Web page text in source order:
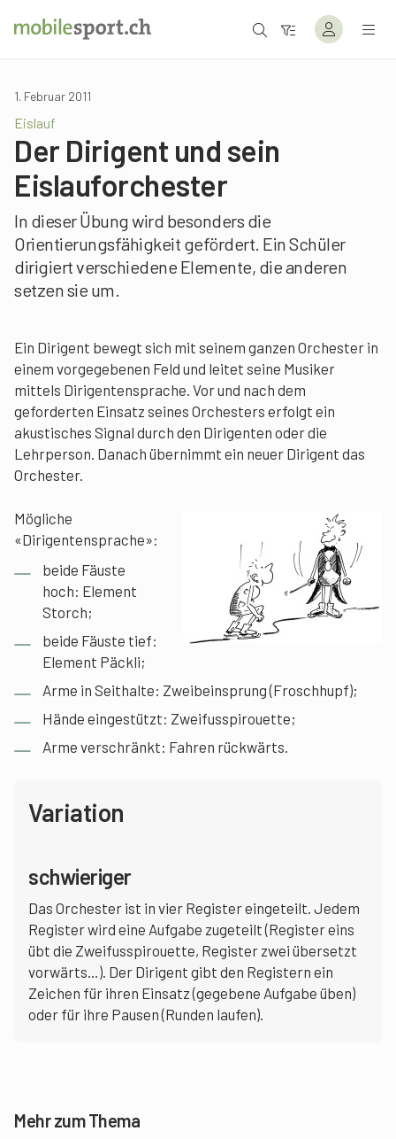
1. Februar 2011
Eislauf
Der Dirigent und sein
Eislauforchester
In dieser Übung wird besonders die
Orientierungsfähigkeit gefördert. Ein Schüler
dirigiert verschiedene Elemente, die anderen
setzen sie um.
Ein Dirigent bewegt sich mit seinem ganzen Orchester in
einem vorgegebenen Feld und leitet seine Musiker
mittels Dirigentensprache. Vor und nach dem
geforderten Einsatz seines Orchesters erfolgt ein
akustisches Signal durch den Dirigenten oder die
Lehrperson. Danach übernimmt ein neuer Dirigent das
Orchester.
Mögliche
«Dirigentensprache»:
beide Fäuste
hoch: Element
Storch;
beide Fäuste tief:
Element Päckli;
Arme in Seithalte: Zweibeinsprung (Froschhupf);
Hände eingestützt: Zweifusspirouette;
Arme verschränkt: Fahren rückwärts.
Variation
schwieriger
Das Orchester ist in vier Register eingeteilt. Jedem
Register wird eine Aufgabe zugeteilt (Register eins
übt die Zweifusspirouette, Register zwei übersetzt
vorwärts…). Der Dirigent gibt den Registern ein
Zeichen für ihren Einsatz (gegebene Aufgabe üben)
oder für ihre Pausen (Runden laufen).
Mehr zum Thema